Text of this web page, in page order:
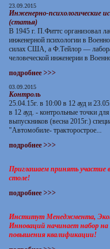
23.09.2015
Инженерно-психологические
(статья)
В 1945 г. П.Фиттс организовал
инженерной психологии в
силах США, а Ф.Тейлор —
человеческой инженерии в
подробнее >>>
03.09.2015
Контроль
25.04.15г. в 10:00 в 12 ауд и
в 12 ауд. - контрольные точки для
выпускников (весна 2015г.)
"Автомобиле- тракторострое...
подробнее >>>
Приглашаем принять участие
столе!
подробнее >>>
Институт Менеджмента,
Инноваций начинает набор на
повышения квалификации!